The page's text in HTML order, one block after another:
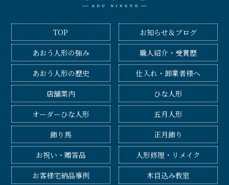
TOP
お知らせ＆ブログ
あおう人形の強み
職人紹介・受賞歴
あおう人形の歴史
仕入れ・卸業者様へ
店舗案内
ひな人形
オーダーひな人形
五月人形
飾り馬
正月飾り
お祝い・贈答品
人形修理・リメイク
お客様宅納品事例
木目込み教室